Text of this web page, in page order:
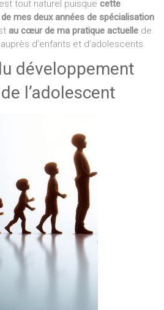
tout naturel puisquecette
mes deux années de spécialisation
au cœur de ma pratique actuelle de
d’enfants et d’adolescents.
développement
l’adolescent